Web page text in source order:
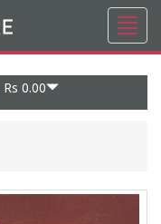
Rs 0.00